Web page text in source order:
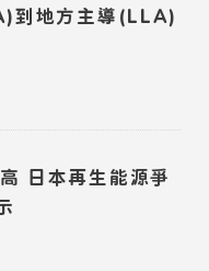
到地方主導(LLA)
日本再生能源爭